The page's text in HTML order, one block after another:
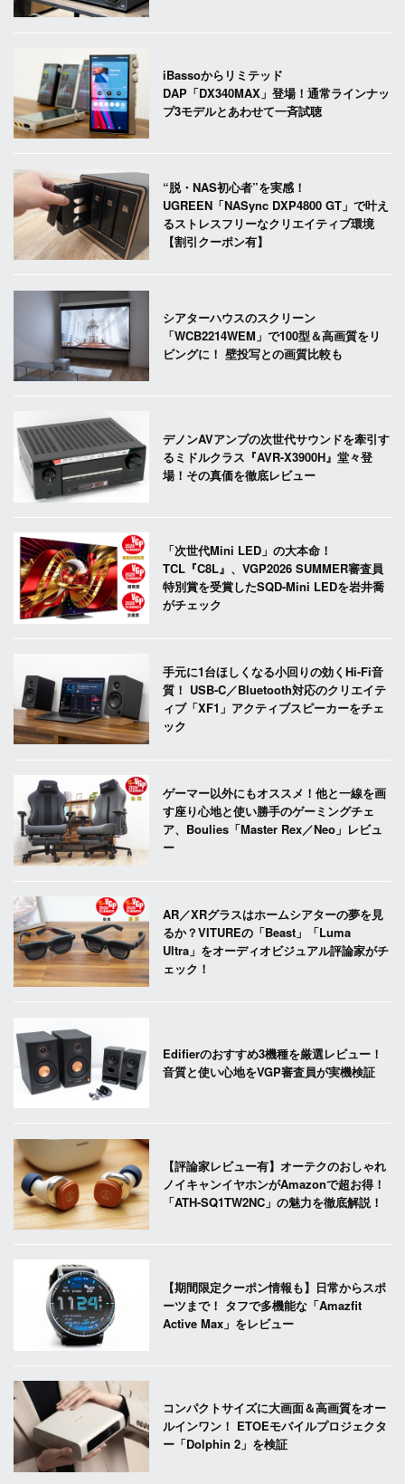
iBassoからリミテッド
DAP「DX340MAX」登場！通常ラインナッ
プ3モデルとあわせて一斉試聴
“脱・NAS初心者”を実感！
UGREEN「NASync DXP4800 GT」で叶え
るストレスフリーなクリエイティブ環境
【割引クーポン有】
シアターハウスのスクリーン
「WCB2214WEM」で100型＆高画質をリ
ビングに！ 壁投写との画質比較も
デノンAVアンプの次世代サウンドを牽引す
るミドルクラス『AVR-X3900H』堂々登
場！その真価を徹底レビュー
「次世代Mini LED」の大本命！
TCL『C8L』、VGP2026 SUMMER審査員
特別賞を受賞したSQD-Mini LEDを岩井喬
がチェック
手元に1台ほしくなる小回りの効くHi-Fi音
質！ USB-C／Bluetooth対応のクリエイテ
ィブ「XF1」アクティブスピーカーをチェ
ック
ゲーマー以外にもオススメ！他と一線を画
す座り心地と使い勝手のゲーミングチェ
ア、Boulies「Master Rex／Neo」レビュ
ー
AR／XRグラスはホームシアターの夢を見
るか？VITUREの「Beast」「Luma
Ultra」をオーディオビジュアル評論家がチ
ェック！
Edifierのおすすめ3機種を厳選レビュー！
音質と使い心地をVGP審査員が実機検証
【評論家レビュー有】オーテクのおしゃれ
ノイキャンイヤホンがAmazonで超お得！
「ATH-SQ1TW2NC」の魅力を徹底解説！
【期間限定クーポン情報も】日常からスポ
ーツまで！ タフで多機能な「Amazfit
Active Max」をレビュー
コンパクトサイズに大画面＆高画質をオー
ルインワン！ ETOEモバイルプロジェクタ
ー「Dolphin 2」を検証